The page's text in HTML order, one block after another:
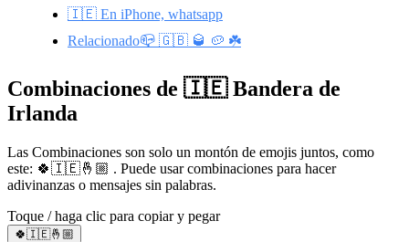
🇮🇪 En iPhone, whatsapp
Relacionado📪 🇬🇧 🥃 🥔 ☘️
Combinaciones de 🇮🇪 Bandera de
Irlanda
Las Combinaciones son solo un montón de emojis juntos, como
este: 🍀🇮🇪🤞🏼 . Puede usar combinaciones para hacer
adivinanzas o mensajes sin palabras.
Toque / haga clic para copiar y pegar
🍀🇮🇪🤞🏼